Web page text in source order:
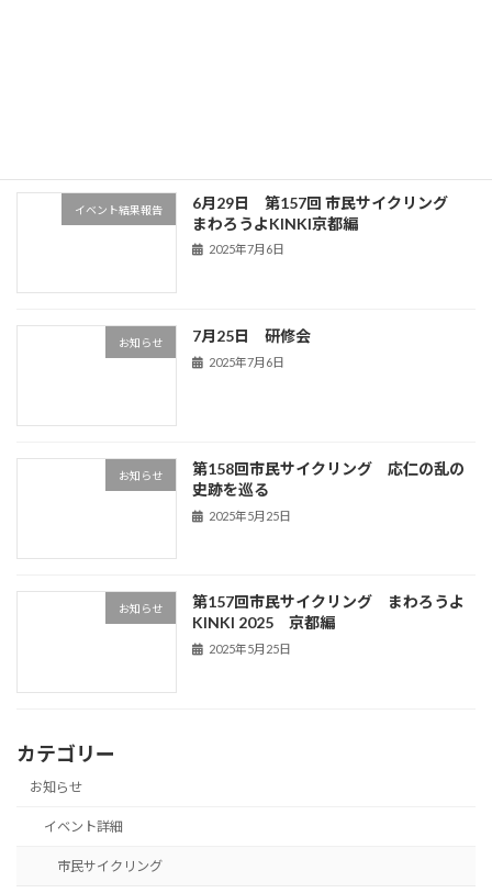
イベント結果報告
6月29日 第157回 市民サイクリング
まわろうよKINKI京都編
2025年7月6日
お知らせ 7月25日 研修会
2025年7月6日
お知らせ
第158回市民サイクリング 応仁の乱の
史跡を巡る
2025年5月25日
お知らせ
第157回市民サイクリング まわろうよ
KINKI 2025 京都編
2025年5月25日
カテゴリー
お知らせ
イベント詳細
市民サイクリング